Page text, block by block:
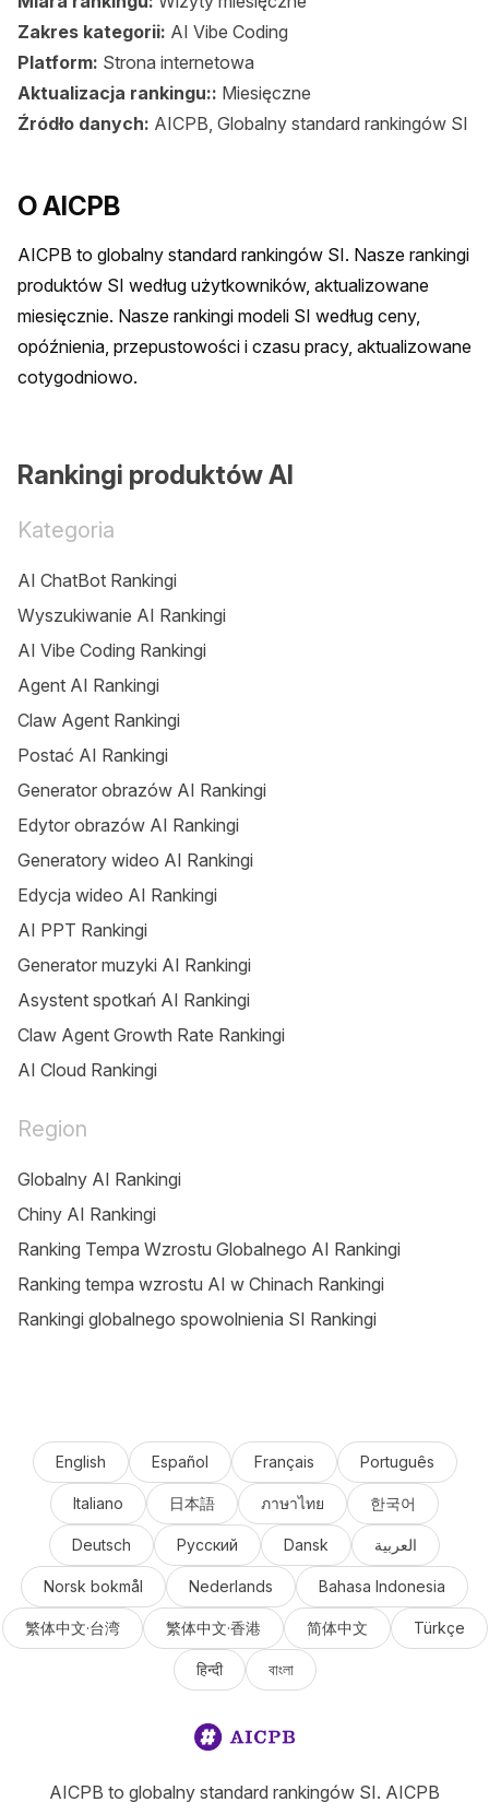
Zakres kategorii: AI Vibe Coding
Platform: Strona internetowa
Aktualizacja rankingu:: Miesięczne
Źródło danych: AICPB, Globalny standard rankingów SI
O AICPB
AICPB to globalny standard rankingów SI. Nasze rankingi
produktów SI według użytkowników, aktualizowane
miesięcznie. Nasze rankingi modeli SI według ceny,
opóźnienia, przepustowości i czasu pracy, aktualizowane
cotygodniowo.
Rankingi produktów AI
Kategoria
AI ChatBot Rankingi
Wyszukiwanie AI Rankingi
AI Vibe Coding Rankingi
Agent AI Rankingi
Claw Agent Rankingi
Postać AI Rankingi
Generator obrazów AI Rankingi
Edytor obrazów AI Rankingi
Generatory wideo AI Rankingi
Edycja wideo AI Rankingi
AI PPT Rankingi
Generator muzyki AI Rankingi
Asystent spotkań AI Rankingi
Claw Agent Growth Rate Rankingi
AI Cloud Rankingi
Region
Globalny AI Rankingi
Chiny AI Rankingi
Ranking Tempa Wzrostu Globalnego AI Rankingi
Ranking tempa wzrostu AI w Chinach Rankingi
Rankingi globalnego spowolnienia SI Rankingi
English Español Français Português
Italiano 日本語 ภาษาไทย 한국어
Deutsch Русский Dansk العربية
Norsk bokmål Nederlands Bahasa Indonesia
繁体中文·台湾 繁体中文·香港 简体中文 Türkçe
हिन्दी বাংলা
AICPB to globalny standard rankingów SI. AICPB